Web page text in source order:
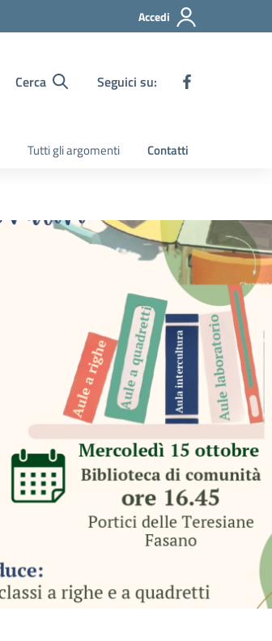
Accedi
Cerca Seguici su:
Tutti gli argomenti Contatti